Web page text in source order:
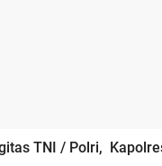
TNI / Polri,